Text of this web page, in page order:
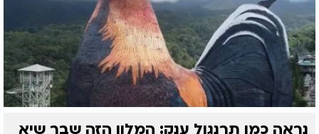
נראה כמו תרנגול ענק: המלון הזה שבר שיא